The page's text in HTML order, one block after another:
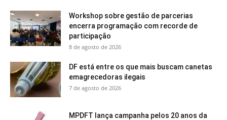
Workshop sobre gestão de parcerias
encerra programação com recorde de
participação
8 de agosto de 2026
DF está entre os que mais buscam canetas
emagrecedoras ilegais
7 de agosto de 2026
MPDFT lança campanha pelos 20 anos da